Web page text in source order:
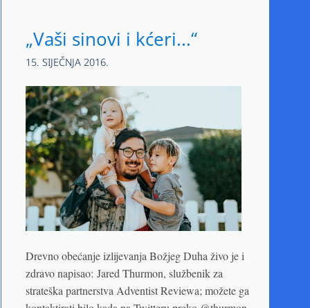
„Vaši sinovi i kćeri...“
15. SIJEČNJA 2016.
Drevno obećanje izlijevanja Božjeg Duha živo je i
zdravo napisao: Jared Thurmon, službenik za
strateška partnerstva Adventist Reviewa; možete ga